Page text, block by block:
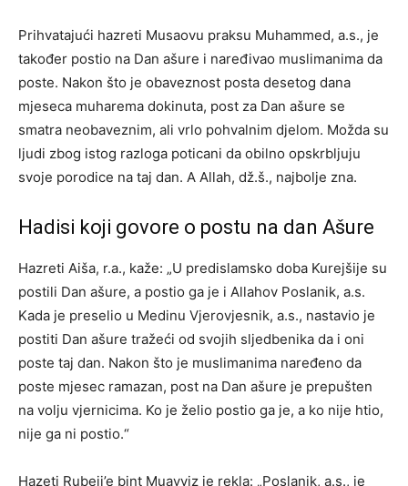
Prihvatajući hazreti Musaovu praksu Muhammed, a.s., je
također postio na Dan ašure i naređivao muslimanima da
poste. Nakon što je obaveznost posta desetog dana
mjeseca muharema dokinuta, post za Dan ašure se
smatra neobaveznim, ali vrlo pohvalnim djelom. Možda su
ljudi zbog istog razloga poticani da obilno opskrbljuju
svoje porodice na taj dan. A Allah, dž.š., najbolje zna.
Hadisi koji govore o postu na dan Ašure
Hazreti Aiša, r.a., kaže: „U predislamsko doba Kurejšije su
postili Dan ašure, a postio ga je i Allahov Poslanik, a.s.
Kada je preselio u Medinu Vjerovjesnik, a.s., nastavio je
postiti Dan ašure tražeći od svojih sljedbenika da i oni
poste taj dan. Nakon što je muslimanima naređeno da
poste mjesec ramazan, post na Dan ašure je prepušten
na volju vjernicima. Ko je želio postio ga je, a ko nije htio,
nije ga ni postio.“
Hazeti Rubejj’e bint Muavviz je rekla: „Poslanik, a.s., je